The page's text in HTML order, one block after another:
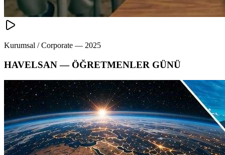
Kurumsal / Corporate — 2025
HAVELSAN — ÖĞRETMENLER GÜNÜ